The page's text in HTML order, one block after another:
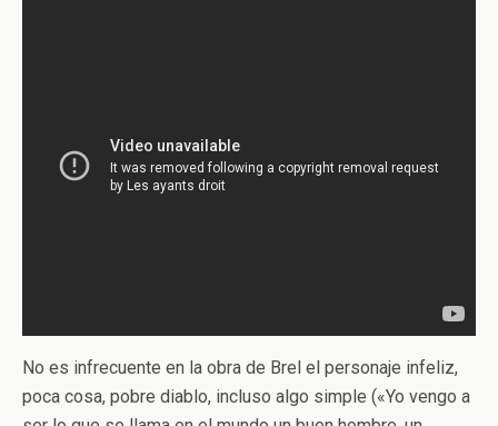
No es infrecuente en la obra de Brel el personaje infeliz,
poca cosa, pobre diablo, incluso algo simple («Yo vengo a